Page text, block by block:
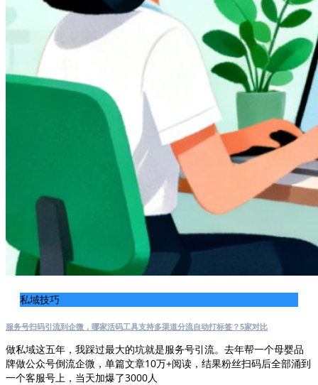
私域技巧
服务号扫码引流到企微，哪家活码工具支持多渠道分流自动打标签？5家对比
做私域这五年，我踩过最大的坑就是服务号引流。去年帮一个母婴品
牌做公众号倒流企微，单篇文章10万+阅读，结果粉丝扫码后全部涌到
一个客服号上，当天加爆了3000人